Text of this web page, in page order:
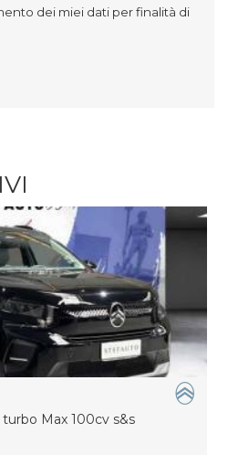
dei miei dati per finalità di
Max 100cv s&s